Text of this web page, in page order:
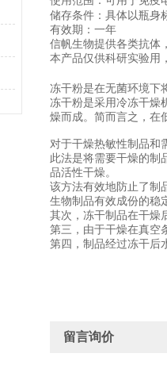
储存条件：具体以瓶身
有效期：一年
信帆生物提供各类抗体
本产品仅供科研实验用
冻干粉是在无菌环境下
冻干粉是采用冷冻干燥
燥而成。简而言之，在
对于干燥热敏性制品和
此法是将需要干燥的制
品活性干燥。
该方法有效地防止了制
生物制品有效成份的稳
其次，冻干制品在干燥
第三，由于干燥在真空
第四，制品经过冻干后
留言询价